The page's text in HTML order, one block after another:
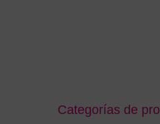
Categorías de